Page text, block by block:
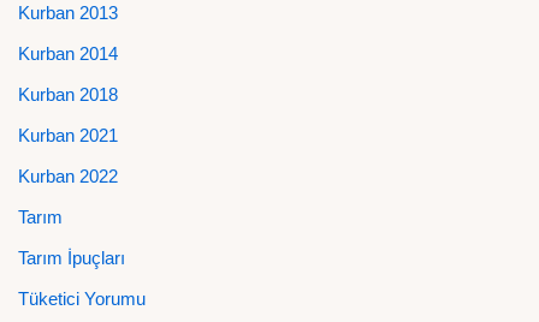
Kurban 2013
Kurban 2014
Kurban 2018
Kurban 2021
Kurban 2022
Tarım
Tarım İpuçları
Tüketici Yorumu